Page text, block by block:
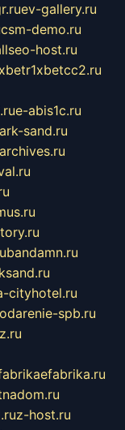
ev-gallery.ru
csm-demo.ru
host.ru
e-abis1c.ru
sand.ru
bandamn.ru
cityhotel.ru
spb.ru
z-host.ru